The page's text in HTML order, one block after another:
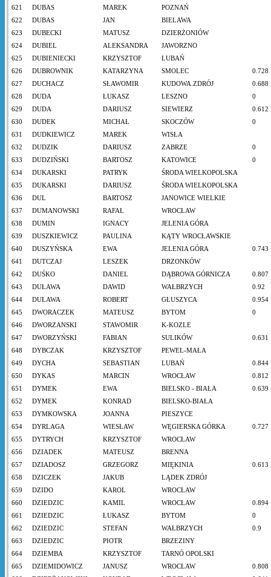
621
DUBAS MAREK
POZNAŃ
622
DUBAS JAN
BIELAWA
623
DUBECKI MATUSZ
DZIERŻONIÓW
624
DUBIEL ALEKSANDRA
JAWORZNO
625
DUBIENIECKI KRZYSZTOF
LUBAŃ
626
DUBROWNIK KATARZYNA SMOLEC
0.728
627
DUCHACZ SŁAWOMIR KUDOWA.ZDRÓJ
0.688
628
DUDA ŁUKASZ LESZNO
0
629
DUDA DARIUSZ SIEWIERZ
0.612
630
DUDEK MICHAŁ SKOCZÓW
0
631
DUDKIEWICZ MAREK
WISŁA
632
DUDZIK DARIUSZ ZABRZE
0
633
DUDZIŃSKI BARTOSZ KATOWICE
0
634
DUKARSKI PATRYK
ŚRODA WIELKOPOLSKA
635
DUKARSKI DARIUSZ
ŚRODA WIELKOPOLSKA
636
DUL BARTOSZ
JANOWICE WIELKIE
637
DUMANOWSKI RAFAŁ
WROCŁAW
638
DUMIN IGNACY
JELENIA GÓRA
639
DUSZKIEWICZ PAULINA
KĄTY WROCŁAWSKIE
640
DUSZYŃSKA EWA JELENIA GÓRA
0.743
641
DUTCZAJ LESZEK
DRZONKÓW
642
DUŚKO DANIEL DĄBROWA GÓRNICZA
0.807
643
DUŁAWA DAWID WAŁBRZYCH
0.92
644
DUŁAWA ROBERT GŁUSZYCA
0.954
645
DWORACZEK MATEUSZ BYTOM
0
646
DWORZANSKI STAWOMIR
K-KOZLE
647
DWORZYŃSKI FABIAN SULIKÓW
0.631
648
DYBCZAK KRZYSZTOF
PEWEL-MAŁA
649
DYCHA SEBASTIAN LUBAŃ
0.844
650
DYKAS MARCIN WROCŁAW
0.812
651
DYMEK EWA BIELSKO - BIAŁA
0.639
652
DYMEK KONRAD
BIELSKO-BIAŁA
653
DYMKOWSKA JOANNA
PIESZYCE
654
DYRLAGA WIESŁAW WĘGIERSKA GÓRKA
0.727
655
DYTRYCH KRZYSZTOF
WROCŁAW
656
DZIADEK MATEUSZ
BRENNA
657
DZIADOSZ GRZEGORZ MIĘKINIA
0.613
658
DZICZEK JAKUB
LĄDEK ZDRÓJ
659
DZIDO KAROL
WROCŁAW
660
DZIEDZIC KAMIL WROCŁAW
0.894
661
DZIEDZIC ŁUKASZ BYTOM
0
662
DZIEDZIC STEFAN WAŁBRZYCH
0.9
663
DZIEDZIC PIOTR
BRZEZINY
664
DZIEMBA KRZYSZTOF
TARNÓ OPOLSKI
665
DZIEMIDOWICZ JANUSZ WROCŁAW
0.808